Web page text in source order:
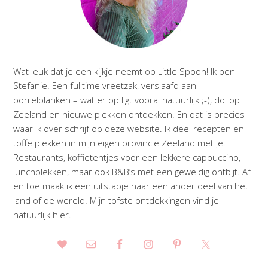
Wat leuk dat je een kijkje neemt op Little Spoon! Ik ben
Stefanie. Een fulltime vreetzak, verslaafd aan
borrelplanken – wat er op ligt vooral natuurlijk ;-), dol op
Zeeland en nieuwe plekken ontdekken. En dat is precies
waar ik over schrijf op deze website. Ik deel recepten en
toffe plekken in mijn eigen provincie Zeeland met je.
Restaurants, koffietentjes voor een lekkere cappuccino,
lunchplekken, maar ook B&B’s met een geweldig ontbijt. Af
en toe maak ik een uitstapje naar een ander deel van het
land of de wereld. Mijn tofste ontdekkingen vind je
natuurlijk hier.